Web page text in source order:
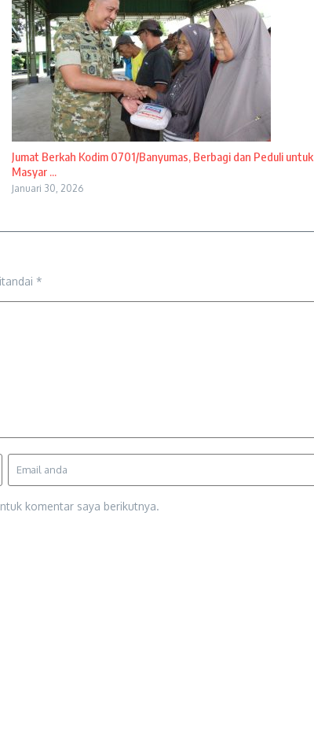
Jumat Berkah Kodim 0701/Banyumas, Berbagi dan Peduli untuk
Masyar ...
Januari 30, 2026
*
komentar saya berikutnya.